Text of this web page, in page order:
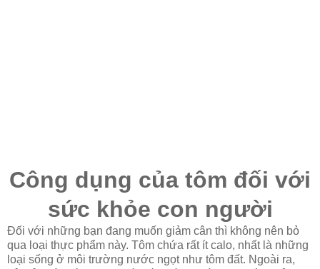
Công dụng của tôm đối với
sức khỏe con người
Đối với những bạn đang muốn giảm cân thì không nên bỏ
qua loại thực phẩm này. Tôm chứa rất ít calo, nhất là những
loại sống ở môi trường nước ngọt như tôm đất. Ngoài ra,